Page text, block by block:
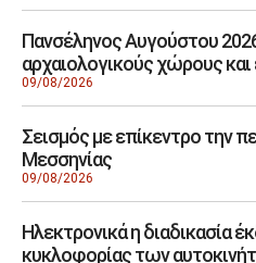
Πανσέληνος Αυγούστου
αρχαιολογικούς χώρους
09/08/2026
Σεισμός με επίκεντρο την
Μεσσηνίας
09/08/2026
Ηλεκτρονικά η διαδικασία
κυκλοφορίας των